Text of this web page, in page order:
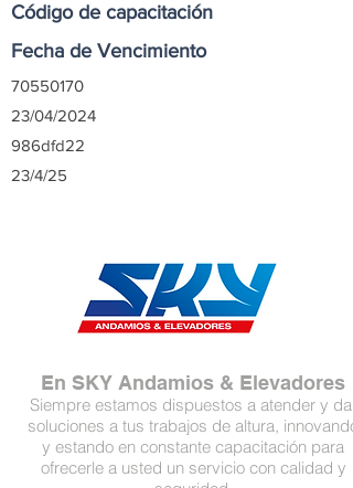
Código de capacitación
Fecha de Vencimiento
70550170
23/04/2024
986dfd22
23/4/25
En SKY Andamios & Elevadores
Siempre estamos dispuestos a atender y dar
soluciones a tus trabajos de altura, innovando
y estando en constante capacitación para
ofrecerle a usted un servicio con calidad y